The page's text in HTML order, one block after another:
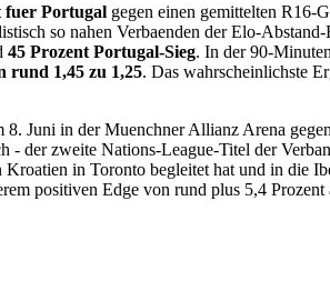
fuer Portugal gegen einen gemittelten R16-
so nahen Verbaenden der Elo-
45 Prozent Portugal-Sieg. In der 90-
rund 1,45 zu 1,25. Das wahrscheinlichste
8. Juni in der Muenchner Allianz Arena
der zweite Nations-League-Titel der
Kroatien in Toronto begleitet hat und in die
positiven Edge von rund plus 5,4 Prozent